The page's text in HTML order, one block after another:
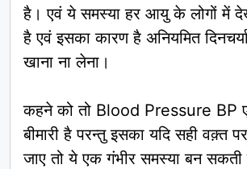
है। एवं ये समस्या हर आयु के लोगों में
है एवं इसका कारण है अनियमित
खाना ना लेना।
कहने को तो Blood Pressure BP
बीमारी है परन्तु इसका यदि सही वक़्त
जाए तो ये एक गंभीर समस्या बन